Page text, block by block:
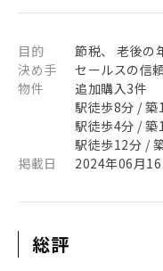
目的
節税、 老後の
決め手
セールスの信
物件
追加購入3件
駅徒歩8分 /
駅徒歩4分 /
駅徒歩12分 /
掲載日
2024年06月16
総評